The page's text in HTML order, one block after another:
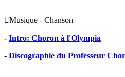
Musique - Chanson
- Intro: Choron à l'Olympia
- Discographie du Professeur